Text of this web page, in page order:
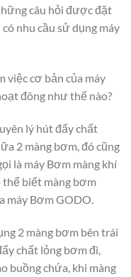
câu hỏi được đặt
nhu cầu sử dụng máy
việc cơ bản của máy
đông như thế nào?
lý hút đẩy chất
2 màng bơm, đó cũng
là máy Bơm màng khí
thể biết màng bơm
máy Bơm GODO.
2 màng bơm bên trái
chất lỏng bơm đi,
buồng chứa, khi màng